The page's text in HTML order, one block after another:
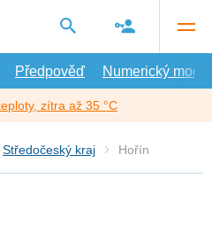
Předpověď Numerický model
zítra až 35 °C
Středočeský kraj Hořín